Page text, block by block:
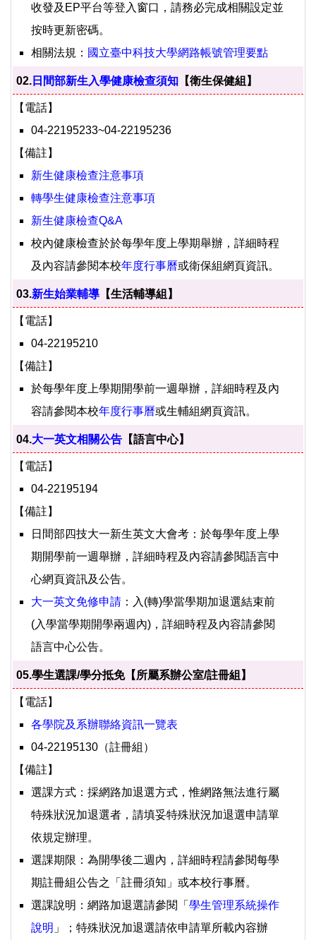
收發及EP平台等登入窗口，請務必完成相關設定並
按時更新密碼。
相關法規： 國立臺中科技大學網路帳號管理要點
02. 日間部新生入學健康檢查須知 【衛生保健組】
【電話】
04-22195233~04-22195236
【備註】
新生健康檢查注意事項
轉學生健康檢查注意事項
新生健康檢查Q&A
校內健康檢查於於每學年度上學期舉辦，詳細時程
及內容請參閱本校年度行事曆或衛保組網頁資訊。
03.新生始業輔導 【生活輔導組】
【電話】
04-22195210
【備註】
於每學年度上學期開學前一週舉辦，詳細時程及內
容請參閱本校年度行事曆或生輔組網頁資訊。
04.大一英文相關公告 【語言中心】
【電話】
04-22195194
【備註】
日間部四技大一新生英文大會考：於每學年度上學
期開學前一週舉辦，詳細時程及內容請參閱語言中
心網頁資訊及公告。
大一英文免修申請 ：入(轉)學當學期加退選結束前
(入學當學期開學兩週內)，詳細時程及內容請參閱
語言中心公告。
05.學生選課/學分抵免【所屬系辦公室/註冊組】
【電話】
各學院及系辦聯絡資訊一覽表
04-22195130（註冊組）
【備註】
選課方式：採網路加退選方式，惟網路無法進行屬
特殊狀況加退選者，請填妥特殊狀況加退選申請單
依規定辦理。
選課期限：為開學後二週內，詳細時程請參閱每學
期註冊組公告之「註冊須知」或本校行事曆。
選課說明：網路加退選請參閱「 學生管理系統操作
說明 」；特殊狀況加退選請依申請單所載內容辦